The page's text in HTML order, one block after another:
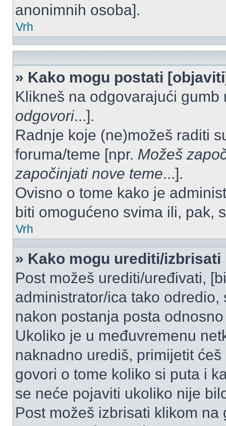
anonimnih osoba].
Vrh
» Kako mogu postati
Klikneš na odgovarajući
odgovori...].
Radnje koje (ne)možeš raditi
foruma/teme [npr. Možeš
započinjati nove teme...].
Ovisno o tome kako je
biti omogućeno svima ili, pak,
Vrh
» Kako mogu urediti/izbrisati
Post možeš urediti/uređivati,
administrator/ica tako
nakon postanja posta
Ukoliko je u međuvremenu
naknadno urediš, primijetit
govori o tome koliko si puta i
se neće pojaviti ukoliko nije
Post možeš izbrisati klikom